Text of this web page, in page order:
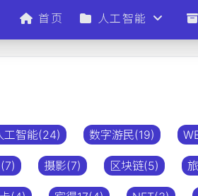
首页 人工智能
工智能(24) 数字游民(19)
摄影(7) 区块链(5)